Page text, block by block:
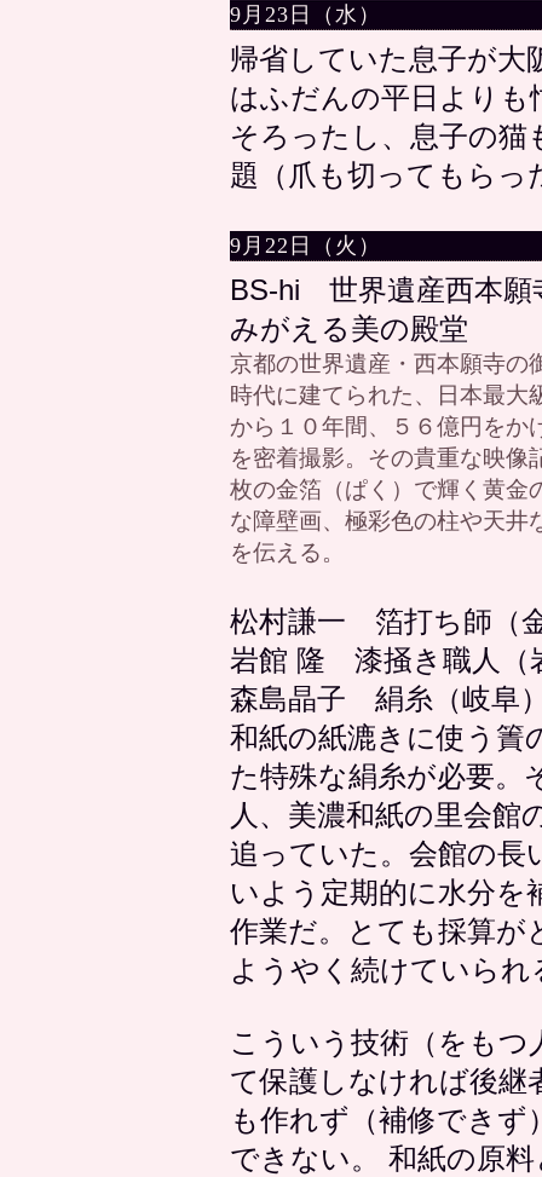
9月23日（水）
帰省していた息子が大
はふだんの平日よりも
そろったし、息子の猫
題（爪も切ってもらっ
9月22日（火）
BS-hi 世界遺産西本
みがえる美の殿堂
京都の世界遺産・西本願寺の
時代に建てられた、日本最大
から１０年間、５６億円をか
を密着撮影。その貴重な映像
枚の金箔（ぱく）で輝く黄金
な障壁画、極彩色の柱や天井
を伝える。
松村謙一 箔打ち師（
岩館 隆 漆掻き職人（
森島晶子 絹糸（岐阜
和紙の紙漉きに使う簀
た特殊な絹糸が必要。
人、美濃和紙の里会館
追っていた。会館の長
いよう定期的に水分を
作業だ。とても採算が
ようやく続けていら
こういう技術（をもつ
て保護しなければ後継
も作れず（補修でき
できない。 和紙の原